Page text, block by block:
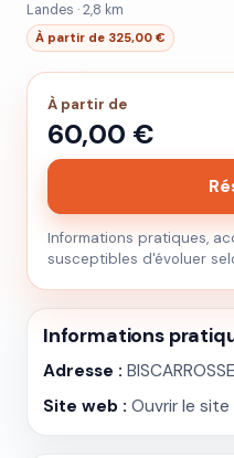
Landes · 2,8 km
À partir de 325,00 €
À partir de
60,00 €
Informations pratiques,
susceptibles d'évoluer
Informations
Adresse : BISCARROSSE
Site web : Ouvrir le site